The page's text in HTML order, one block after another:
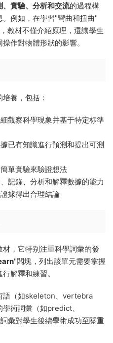
、實驗、分析和交流的過程構
例如，在學習"彎曲和扭曲"
教材不僅介紹原理，還讓學生
作對物體形狀的影響。
養，包括：
細觀察科學現象并基于特定标準
已有知識進行預測和提出可測
單實驗來驗證想法
記錄、分析和解釋數據的能力
據得出合理結論
材，它特别注重科學詞彙的發
"闆塊，列出該單元需要掌握
解釋和練習。
語（如skeleton、vertebra
術詞彙（如predict、
彙對學生後續學術成功至關重